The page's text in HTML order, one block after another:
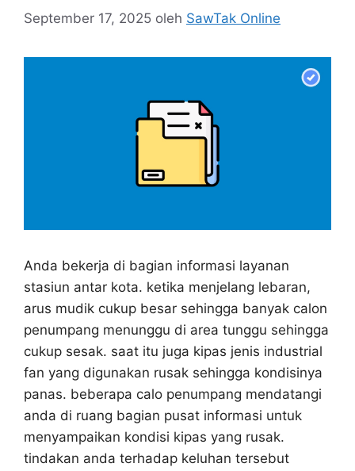
September 17, 2025 oleh SawTak Online
Anda bekerja di bagian informasi layanan
stasiun antar kota. ketika menjelang lebaran,
arus mudik cukup besar sehingga banyak calon
penumpang menunggu di area tunggu sehingga
cukup sesak. saat itu juga kipas jenis industrial
fan yang digunakan rusak sehingga kondisinya
panas. beberapa calo penumpang mendatangi
anda di ruang bagian pusat informasi untuk
menyampaikan kondisi kipas yang rusak.
tindakan anda terhadap keluhan tersebut